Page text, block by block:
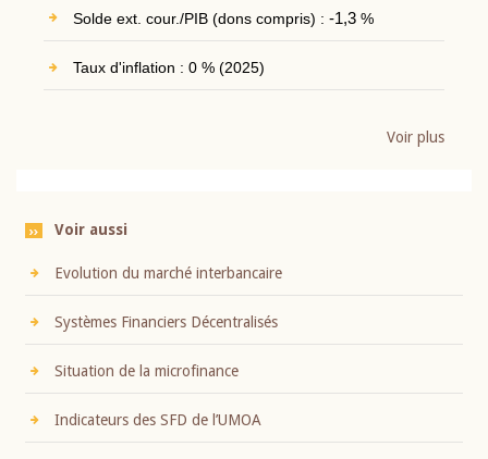
Solde ext. cour./PIB (dons compris) : -1,3%
Taux d'inflation : 0 % (2025)
Voir plus
Voir aussi
Evolution du marché interbancaire
Systèmes Financiers Décentralisés
Situation de la microfinance
Indicateurs des SFD de l’UMOA